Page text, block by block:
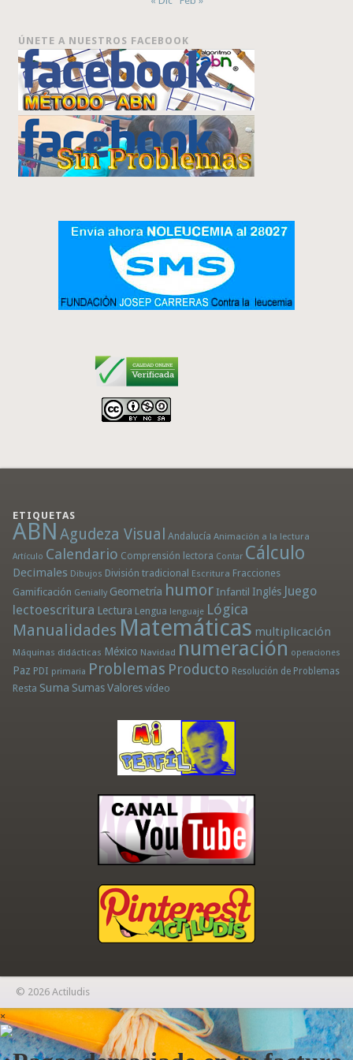
ÚNETE A NUESTROS FACEBOOK
ETIQUETAS
ABN Agudeza Visual Andalucía Animación a la lectura
Artículo Calendario Comprensión lectora Contar Cálculo
Decimales Dibujos División tradicional Escritura Fracciones
Gamificación Genially Geometría humor Infantil Inglés Juego
lectoescritura Lectura Lengua lenguaje Lógica
Manualidades Matemáticas multiplicación
Máquinas didácticas México Navidad numeración operaciones
Paz PDI primaria Problemas Producto Resolución de Problemas
Resta Suma Sumas Valores vídeo
© 2026 Actiludis
×